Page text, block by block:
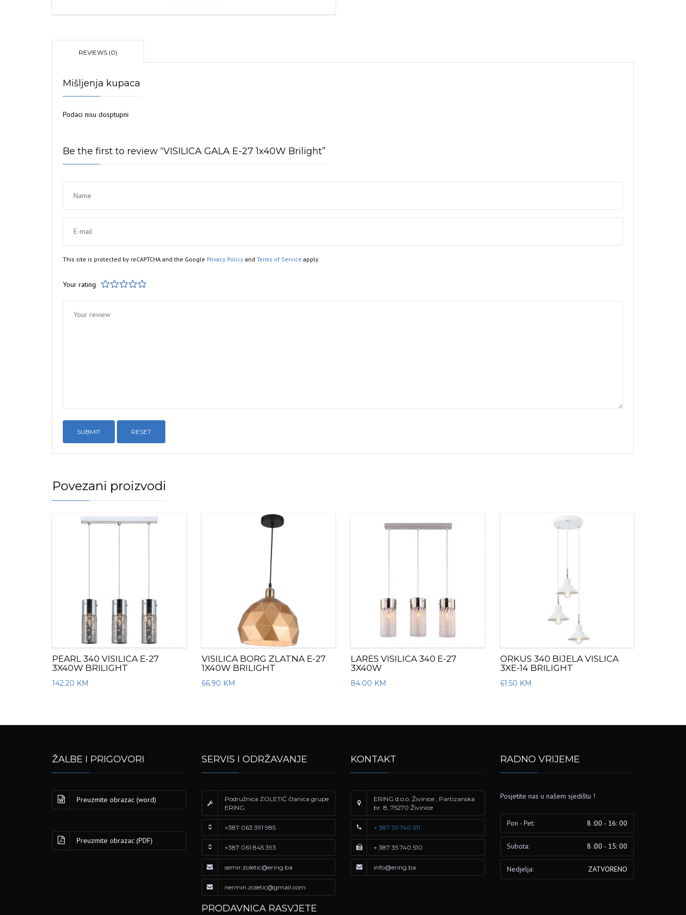
REVIEWS (0)
Mišljenja kupaca
Podaci nisu dosptupni
Be the first to review “VISILICA GALA E-27 1x40W Brilight”
This site is protected by reCAPTCHA and the Google Privacy Policy and Terms of Service apply.
Your rating
1 2 3 4 5
RESET
Povezani proizvodi
PEARL 340 VISILICA E-27
3X40W BRILIGHT
142.20 KM
VISILICA BORG ZLATNA E-27
1X40W BRILIGHT
66.90 KM
LARES VISILICA 340 E-27
3X40W
84.00 KM
ORKUS 340 BIJELA VISLICA
3XE-14 BRILIGHT
61.50 KM
ŽALBE I PRIGOVORI
Preuzmite obrazac (word)
Preuzmite obrazac (PDF)
SERVIS I ODRŽAVANJE
Podružnica ZOLETIĆ članica grupe
ERING.
+387 063 391 985
+387 061 845 393
semir.zoletic@ering.ba
nermin.zoletic@gmail.com
PRODAVNICA RASVJETE
KONTAKT
ERING d.o.o. Živinice , Partizanska
br. 8, 75270 Živinice
+ 387 35 740 511
+ 387 35 740 510
info@ering.ba
RADNO VRIJEME
Posjetite nas u našem sjedištu !
Pon - Pet: 8 :00 - 16: 00
Subota: 8 :00 - 15: 00
Nedjelja: ZATVORENO